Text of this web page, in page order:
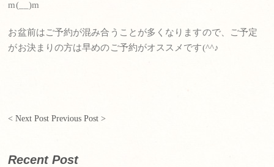
m(__)m
お盆前はご予約が混み合うことが多くなりますので、ご予定
がお決まりの方は早めのご予約がオススメです(^^♪
< Next Post Previous Post >
Recent Post